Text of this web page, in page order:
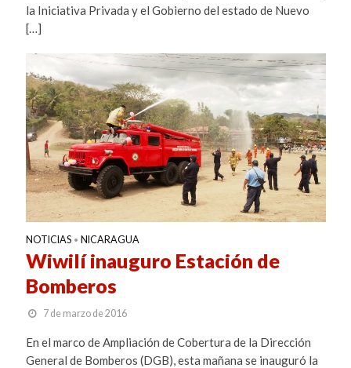
la Iniciativa Privada y el Gobierno del estado de Nuevo
[…]
NOTICIAS • NICARAGUA
Wiwilí inauguro Estación de
Bomberos
7 de marzo de 2016
En el marco de Ampliación de Cobertura de la Dirección
General de Bomberos (DGB), esta mañana se inauguró la